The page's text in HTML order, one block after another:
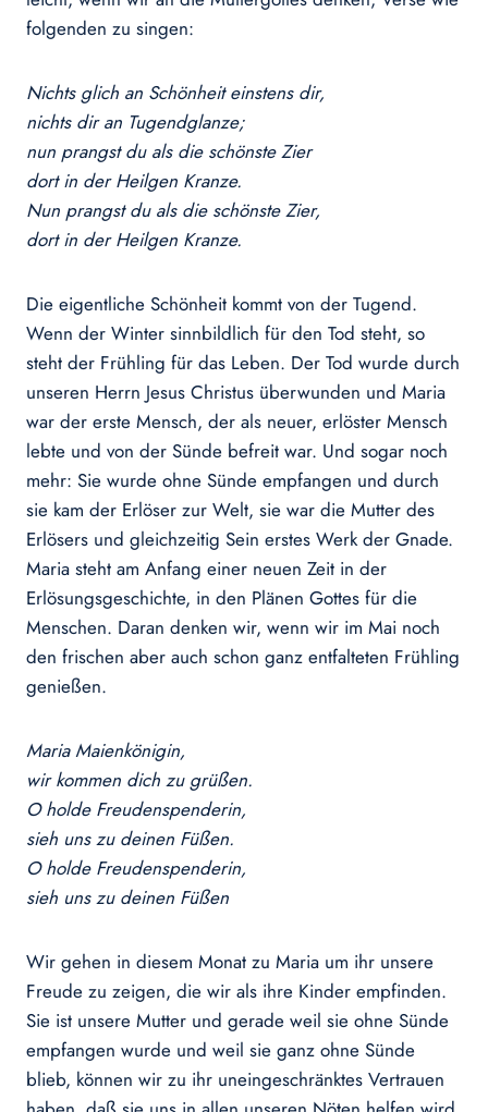
folgenden zu singen:
Nichts glich an Schönheit einstens dir,
nichts dir an Tugendglanze;
nun prangst du als die schönste Zier
dort in der Heilgen Kranze.
Nun prangst du als die schönste Zier,
dort in der Heilgen Kranze.
Die eigentliche Schönheit kommt von der Tugend.
Wenn der Winter sinnbildlich für den Tod steht, so
steht der Frühling für das Leben. Der Tod wurde durch
unseren Herrn Jesus Christus überwunden und Maria
war der erste Mensch, der als neuer, erlöster Mensch
lebte und von der Sünde befreit war. Und sogar noch
mehr: Sie wurde ohne Sünde empfangen und durch
sie kam der Erlöser zur Welt, sie war die Mutter des
Erlösers und gleichzeitig Sein erstes Werk der Gnade.
Maria steht am Anfang einer neuen Zeit in der
Erlösungsgeschichte, in den Plänen Gottes für die
Menschen. Daran denken wir, wenn wir im Mai noch
den frischen aber auch schon ganz entfalteten Frühling
genießen.
Maria Maienkönigin,
wir kommen dich zu grüßen.
O holde Freudenspenderin,
sieh uns zu deinen Füßen.
O holde Freudenspenderin,
sieh uns zu deinen Füßen
Wir gehen in diesem Monat zu Maria um ihr unsere
Freude zu zeigen, die wir als ihre Kinder empfinden.
Sie ist unsere Mutter und gerade weil sie ohne Sünde
empfangen wurde und weil sie ganz ohne Sünde
blieb, können wir zu ihr uneingeschränktes Vertrauen